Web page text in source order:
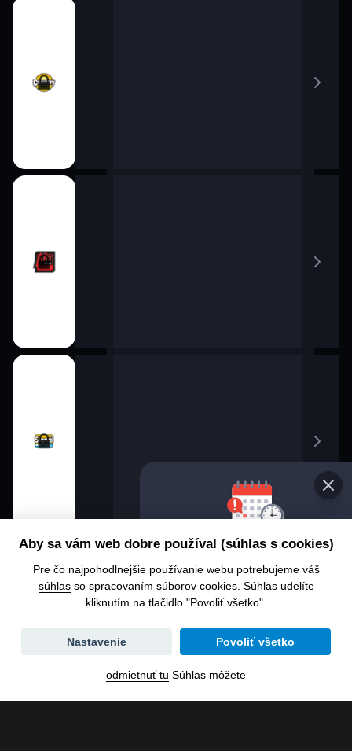
Zmena
dátumu
Aby sa vám web dobre používal (súhlas s cookies)
Pre čo najpohodlnejšie používanie webu potrebujeme váš
súhlasso spracovaním súborov cookies. Súhlas udelíte
kliknutím na tlačidlo "Povoliť všetko".
Povoliť všetko
Nastavenie
odmietnuť tu Súhlas môžete